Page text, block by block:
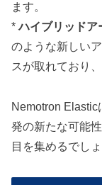
ます。
*ハイブリッドア
のような新しい
スが取れており
Nemotron
発の新たな可能
目を集めるでしょ